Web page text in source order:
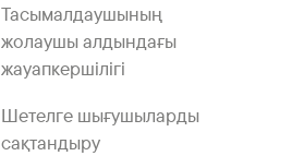
Тасымалдаушының
жолаушы алдындағы
жауапкершілігі
Шетелге шығушыларды
сақтандыру